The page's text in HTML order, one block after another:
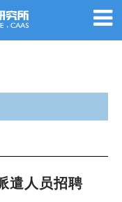
遣人员招聘